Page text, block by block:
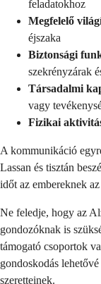
feladatokhoz
Megfelelő
éjszaka
Biztonsági
szekrényzárak
Társadalmi
vagy
Fizikai
A kommunikáció
Lassan és tisztán
időt az embereknek
Ne feledje, hogy az
gondozóknak is
támogató csoportok
gondoskodás
szeretteinek.